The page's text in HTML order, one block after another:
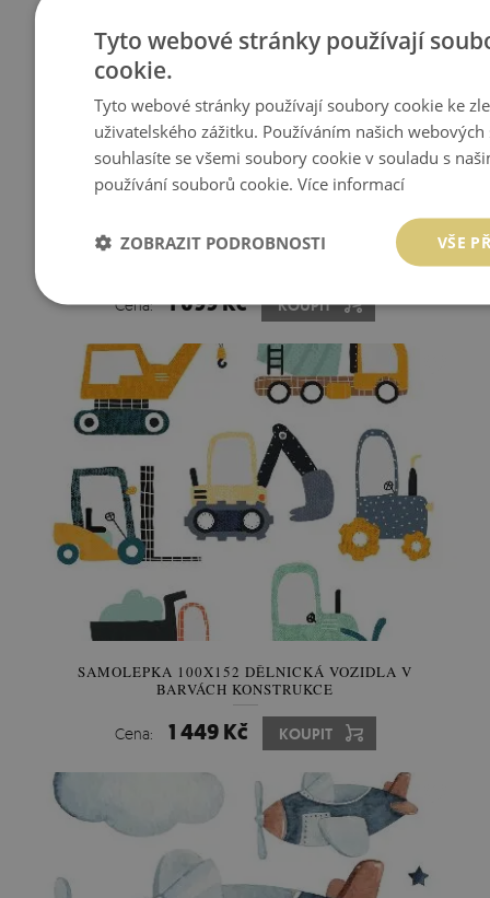
NÁLEPKA 80X99 DVĚ LETADLA V PASTELOVÝCH
Cena: 1 099 Kč KOUPIT
SAMOLEPKA 100X152 DĚLNICKÁ VOZIDLA V
BARVÁCH KONSTRUKCE
Cena: 1 449 Kč KOUPIT
Tyto webové stránky používají
cookie.
Tyto webové stránky používají soubory cookie ke
uživatelského zážitku. Používáním našich webových
souhlasíte se všemi soubory cookie v souladu s
používání souborů cookie.Více informací
VŠE
ZOBRAZIT PODROBNOSTI